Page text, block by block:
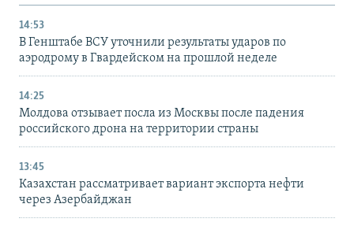
14:53
В Генштабе ВСУ уточнили результаты ударов по
аэродрому в Гвардейском на прошлой неделе
14:25
Молдова отзывает посла из Москвы после падения
российского дрона на территории страны
13:45
Казахстан рассматривает вариант экспорта нефти
через Азербайджан